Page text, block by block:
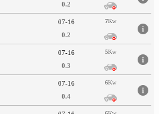
0.2
07-16
0.2
7Kw
07-16
0.3
5Kw
07-16
0.4
6Kw